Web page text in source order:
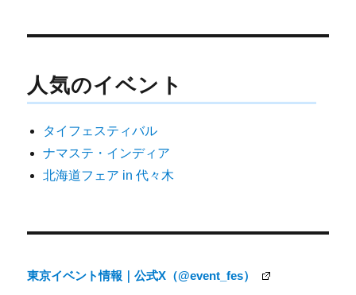
稿
ビ
ー
シ
人気のイベント
タイフェスティバル
ナマステ・インディア
北海道フェア in 代々木
東京イベント情報｜公式X（@event_fes）